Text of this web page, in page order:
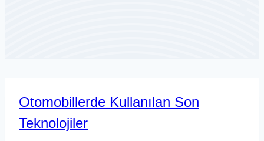
Otomobillerde Kullanılan Son
Teknolojiler